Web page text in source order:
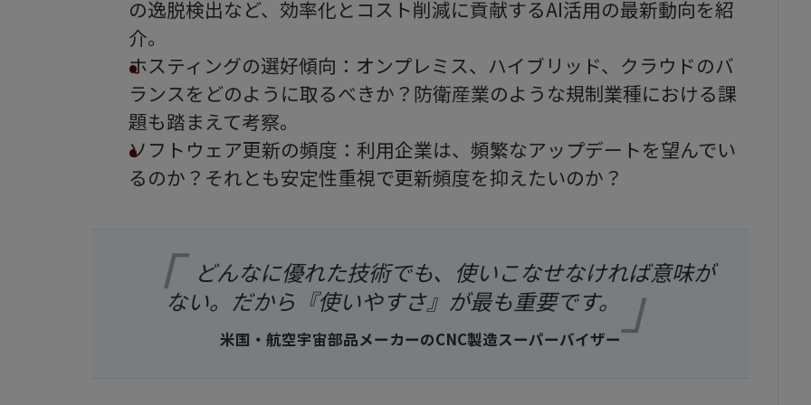
の逸脱検出など、効率化とコスト削減に貢献するAI活用の最新動向を紹
介。
ホスティングの選好傾向：オンプレミス、ハイブリッド、クラウドのバ
ランスをどのように取るべきか？防衛産業のような規制業種における課
題も踏まえて考察。
ソフトウェア更新の頻度：利用企業は、頻繁なアップデートを望んでい
るのか？それとも安定性重視で更新頻度を抑えたいのか？
どんなに優れた技術でも、使いこなせなければ意味が
ない。だから『使いやすさ』が最も重要です。
米国・航空宇宙部品メーカーのCNC製造スーパーバイザー